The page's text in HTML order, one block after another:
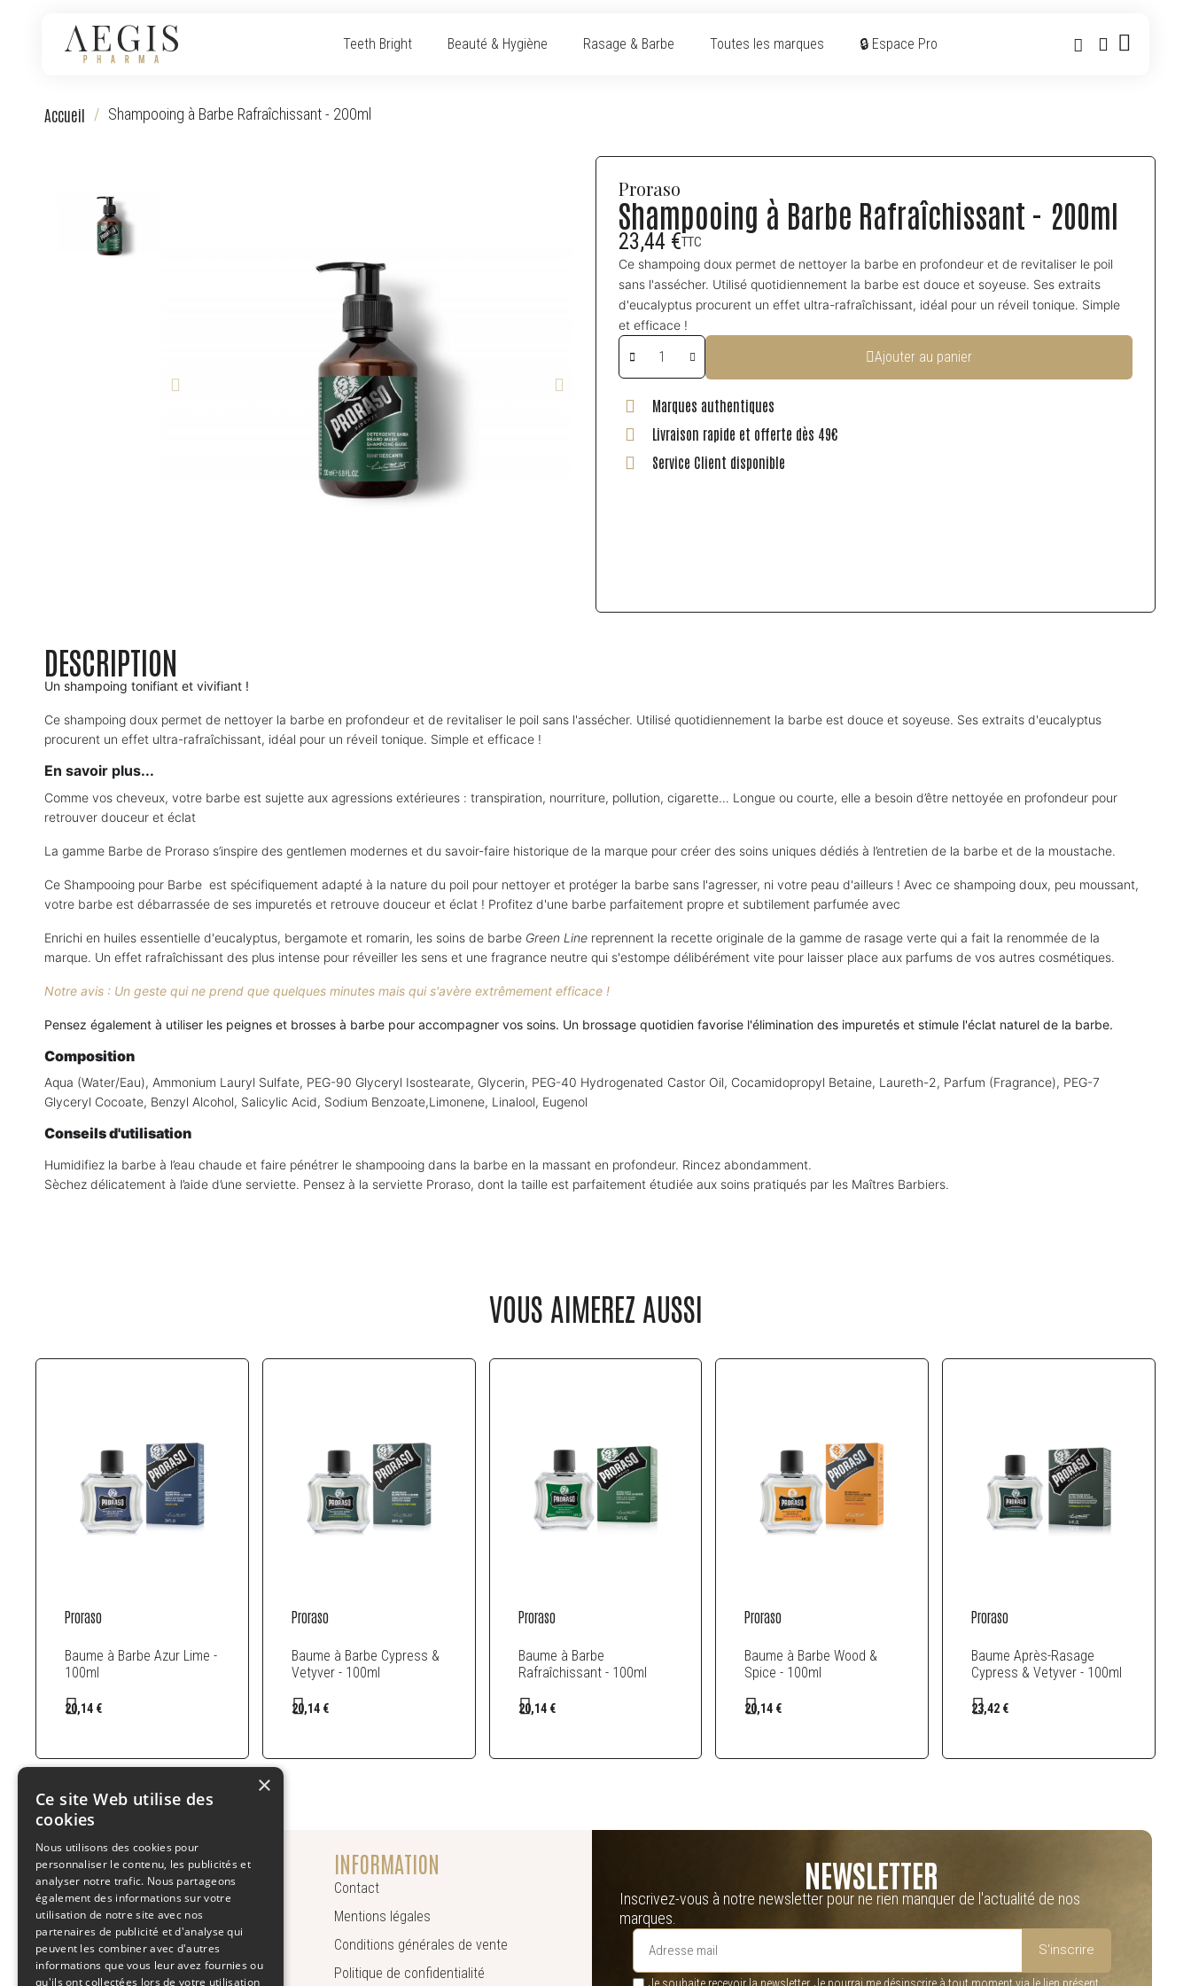
Teeth Bright Beauté & Hygiène Rasage & Barbe Toutes les marques 🔒 Espace Pro
Accueil Shampooing à Barbe Rafraîchissant - 200ml
Proraso
Shampooing à Barbe Rafraîchissant - 200ml
23,44 €TTC
Ce shampoing doux permet de nettoyer la barbe en profondeur et de revitaliser le poil
sans l'assécher. Utilisé quotidiennement la barbe est douce et soyeuse. Ses extraits
d'eucalyptus procurent un effet ultra-rafraîchissant, idéal pour un réveil tonique. Simple
et efficace !
Ajouter au panier
Marques authentiques
Livraison rapide et offerte dès 49€
Service Client disponible
DESCRIPTION
Un shampoing tonifiant et vivifiant !
Ce shampoing doux permet de nettoyer la barbe en profondeur et de revitaliser le poil sans l'assécher. Utilisé quotidiennement la barbe est douce et soyeuse. Ses extraits d'eucalyptus
procurent un effet ultra-rafraîchissant, idéal pour un réveil tonique. Simple et efficace !
En savoir plus...
Comme vos cheveux, votre barbe est sujette aux agressions extérieures : transpiration, nourriture, pollution, cigarette… Longue ou courte, elle a besoin d’être nettoyée en profondeur pour
retrouver douceur et éclat
La gamme Barbe de Proraso s’inspire des gentlemen modernes et du savoir-faire historique de la marque pour créer des soins uniques dédiés à l’entretien de la barbe et de la moustache.
Ce Shampooing pour Barbe est spécifiquement adapté à la nature du poil pour nettoyer et protéger la barbe sans l'agresser, ni votre peau d'ailleurs ! Avec ce shampoing doux, peu moussant,
votre barbe est débarrassée de ses impuretés et retrouve douceur et éclat ! Profitez d'une barbe parfaitement propre et subtilement parfumée avec
Enrichi en huiles essentielle d'eucalyptus, bergamote et romarin, les soins de barbe Green Line reprennent la recette originale de la gamme de rasage verte qui a fait la renommée de la
marque. Un effet rafraîchissant des plus intense pour réveiller les sens et une fragrance neutre qui s'estompe délibérément vite pour laisser place aux parfums de vos autres cosmétiques.
Notre avis : Un geste qui ne prend que quelques minutes mais qui s'avère extrêmement efficace !
Pensez également à utiliser les peignes et brosses à barbe pour accompagner vos soins. Un brossage quotidien favorise l'élimination des impuretés et stimule l'éclat naturel de la barbe.
Composition
Aqua (Water/Eau), Ammonium Lauryl Sulfate, PEG-90 Glyceryl Isostearate, Glycerin, PEG-40 Hydrogenated Castor Oil, Cocamidopropyl Betaine, Laureth-2, Parfum (Fragrance), PEG-7
Glyceryl Cocoate, Benzyl Alcohol, Salicylic Acid, Sodium Benzoate,Limonene, Linalool, Eugenol
Conseils d'utilisation
Humidifiez la barbe à l’eau chaude et faire pénétrer le shampooing dans la barbe en la massant en profondeur. Rincez abondamment.
Sèchez délicatement à l’aide d’une serviette. Pensez à la serviette Proraso, dont la taille est parfaitement étudiée aux soins pratiqués par les Maîtres Barbiers.
VOUS AIMEREZ AUSSI
Proraso
Baume à Barbe Azur Lime -
100ml
20,14 €
Proraso
Baume à Barbe Cypress &
Vetyver - 100ml
20,14 €
Proraso
Baume à Barbe
Rafraîchissant - 100ml
20,14 €
Proraso
Baume à Barbe Wood &
Spice - 100ml
20,14 €
Proraso
Baume Après-Rasage
Cypress & Vetyver - 100ml
23,42 €
CONTACT
Du lundi au vendredi, de 9h à 17h.
05.59.25.30.21
client@aegis-pharma.com
INFORMATION
Contact
Mentions légales
Conditions générales de vente
Politique de confidentialité
NEWSLETTER
Inscrivez-vous à notre newsletter pour ne rien manquer de l'actualité de nos
marques.
S'inscrire
×
Ce site Web utilise des
cookies
Nous utilisons des cookies pour
personnaliser le contenu, les publicités et
analyser notre trafic. Nous partageons
également des informations sur votre
utilisation de notre site avec nos
partenaires de publicité et d'analyse qui
peuvent les combiner avec d'autres
informations que vous leur avez fournies ou
qu'ils ont collectées lors de votre utilisation